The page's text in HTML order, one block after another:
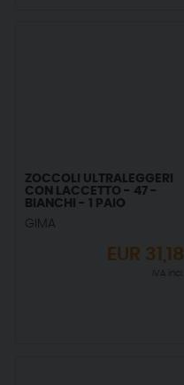
ZOCCOLI ULTRALEGGERI
CON LACCETTO - 47 -
BIANCHI - 1 PAIO
GIMA
EUR 31,18
IVA incl.